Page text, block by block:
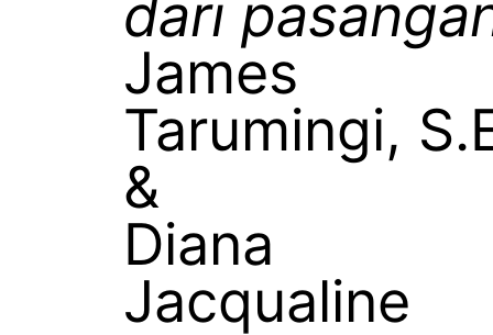
dari
James
Tarumingi,
&
Diana
Jacqualine